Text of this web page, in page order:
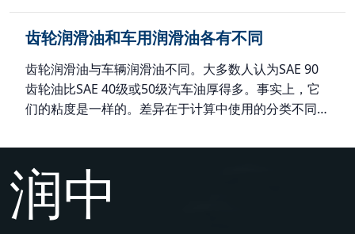
含油量应与先前试管的规格和含油量相同。还应使用软
木塞和蜡密封。同时，将两根试管倒置，观察气泡的上
升速度。如果上升速度超过标准气泡，则该油的粘度较
低。相反，粘度很高。 2、 润滑性能试验 润滑油的润
滑性能与其粘度有关。一般来说，无粘度或粘度降低意
好的润滑作用。其性能测试：将沾有润滑油的拇指和食
指相互摩擦，如有粘稠感。可以得出结论，它具有更好
的润滑性能。如果有发涩的感觉，可以断定它已经失去
此，定期检查润滑油是否变质，及时更换尤为重要。
下面介绍几种简单的识别方法： （1） 油流观测法 取
两个量杯，一个装有待检润滑油，另一个放在桌面上。
将装满润滑油的量杯提离桌面30-40cm，倾斜，使润滑
油缓慢流入空杯，观察其流动情况。质量好的润滑油应
会有大块机油流下来，则表明润滑油变质。 （2） 手
捻 在拇指和食指之间扭转润滑油并反复研磨。更好的
润滑油手感润滑，磨损碎屑少，无摩擦。如果感觉手指
之间有较大的摩擦感，如砂粒，则表明润滑油中有许多
杂质，不能再次使用。应更换新的润滑油。 （3） 照
齿轮润滑油和车用润滑油各有不同
齿轮润滑油与车辆润滑油不同。大多数人认为SAE 90
齿轮油比SAE 40级或50级汽车油厚得多。事实上，它
们的粘度是一样的。差异在于计算中使用的分类不同。
机润滑油分类计算。另一个主要区别是它们是用不同的
添加剂生产的。 车辆润滑油需要能抵抗汽油或柴油燃
烧产生的化学副产物，并应添加洗涤剂和分散剂等添加
剂。由于内燃机配备油泵，轴承采用流体动力润滑膜进
润中